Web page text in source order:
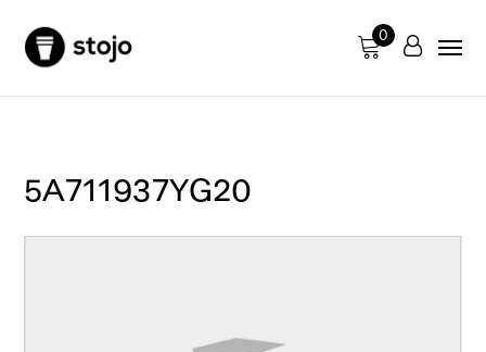
0
5A711937YG20